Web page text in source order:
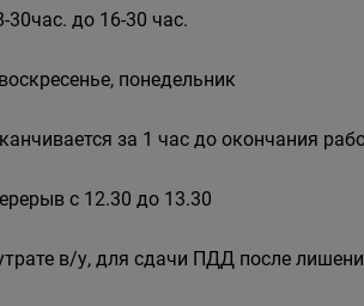
до 16-30 час.
понедельник
за 1 час до окончания
с 12.30 до 13.30
в/у, для сдачи ПДД после